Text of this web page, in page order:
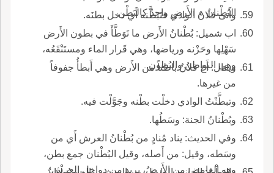
البُطْنانُ م الأَرض واحدٌ كالبَطْن.
وأَتى فلانٌ الوادي فتَبَطَّنه أَي دخل بطنَه.
اب شميل: بُطْنانُ الأَرض ما تَوَطَّأَ في بطون الأَرض
سَهْلِها وحَزْنه ورياضها، وهي قَرار الماء ومستَنْقَعُه،
وهي البواطنُ والبُطون.
ويقال: أَخ فلانٌ باطناً من الأَرض وهي أَبطأُ جفوفاً
من غيرها.
وتبطَّنْتُ الوادي دخلْت بطْنه وجَوَّلْت فيه.
وبُطْنانُ الجنة: وسَطُها.
وفي الحديث: يناد مُنادٍ من بُطْنانُ العرش أَي من
وسَطه، وقيل: من أَصله، وقيل البُطْنان جمع بطن،
وهو الغامض من الأَرض، يريد من دواخل العرش؛